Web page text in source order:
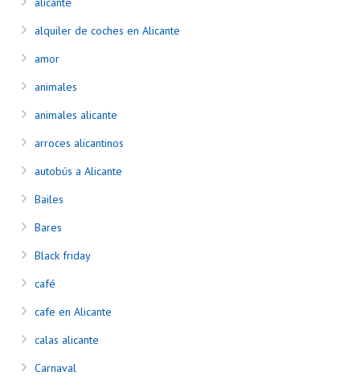
alquiler de coches en Alicante
amor
animales
animales alicante
arroces alicantinos
autobús a Alicante
Bailes
Bares
Black friday
café
cafe en Alicante
calas alicante
Carnaval